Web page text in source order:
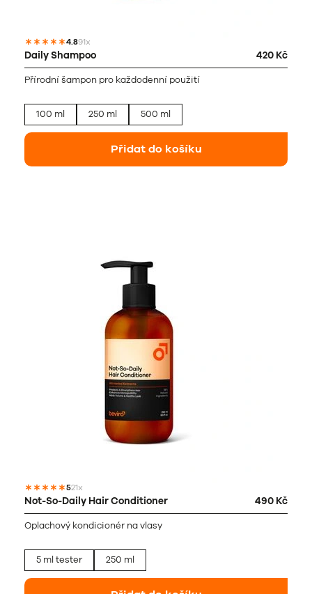
4.891x
Daily Shampoo 420 Kč
Přírodní šampon pro každodenní použití
100 ml 250 ml 500 ml
Přidat do košíku
521x
Not-So-Daily Hair Conditioner 490 Kč
Oplachový kondicionér na vlasy
5 ml tester 250 ml